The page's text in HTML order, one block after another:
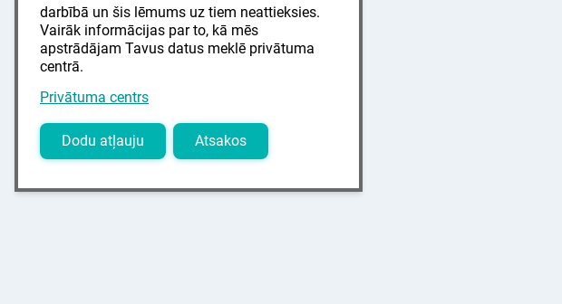
darbībā un šis lēmums uz tiem neattieksies.
Vairāk informācijas par to, kā mēs
apstrādājam Tavus datus meklē privātuma
centrā.
Privātuma centrs
Dodu atļauju Atsakos